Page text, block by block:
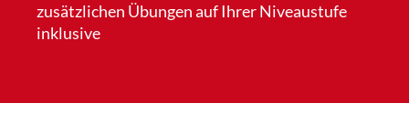
zusätzlichen Übungen auf Ihrer Niveaustufe
inklusive